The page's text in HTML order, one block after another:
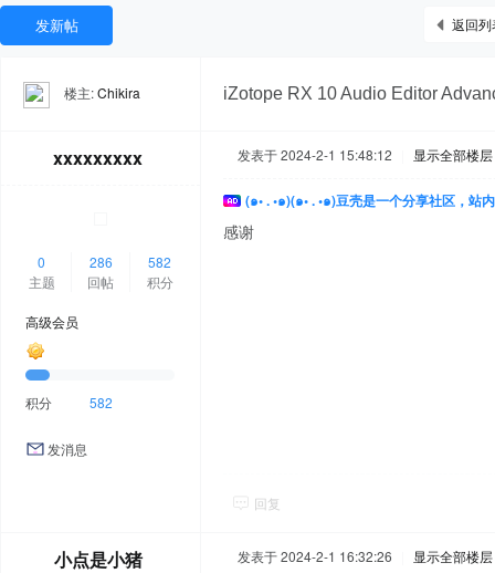
返回列
发新帖
楼主:Chikira iZotope RX 10 Audio Editor
xxxxxxxxx
0
主题
286
回帖
582
积分
高级会员
积分 582
发消息
发表于 2024-2-1 15:48:12 显示全部楼层
(๑• . •๑)(๑• . •๑)豆壳是一个分享社区，站
感谢
回复
小点是小猪 发表于 2024-2-1 16:32:26 显示全部楼层